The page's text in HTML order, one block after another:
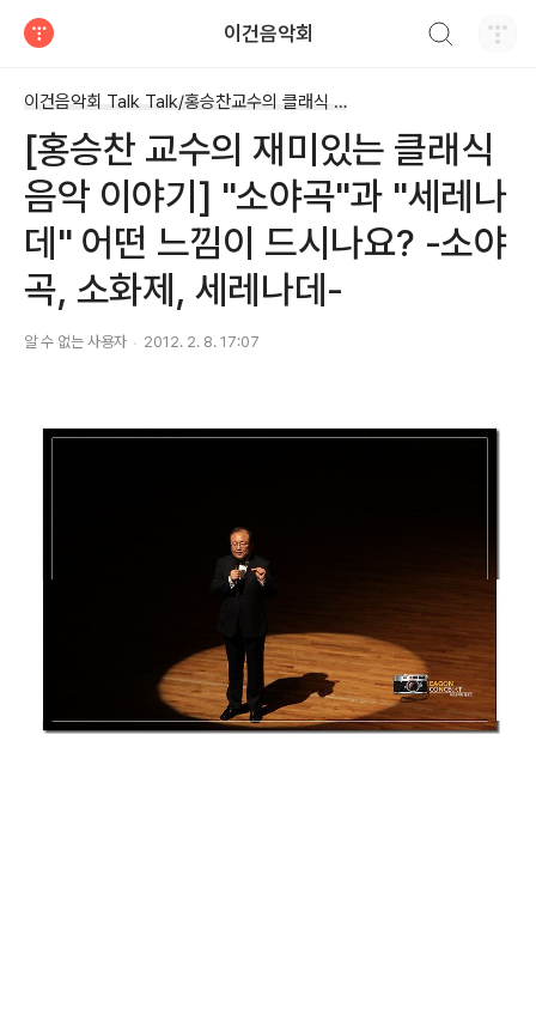
이건음악회
이건음악회 Talk Talk/홍승찬교수의 클래식 톡톡
[홍승찬 교수의 재미있는 클래식
음악 이야기] "소야곡"과 "세레나
데" 어떤 느낌이 드시나요? -소야
곡, 소화제, 세레나데-
알 수 없는 사용자 2012. 2. 8. 17:07